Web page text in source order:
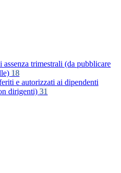
assenza trimestrali (da pubblicare
18
e autorizzati ai dipendenti
dirigenti) 31